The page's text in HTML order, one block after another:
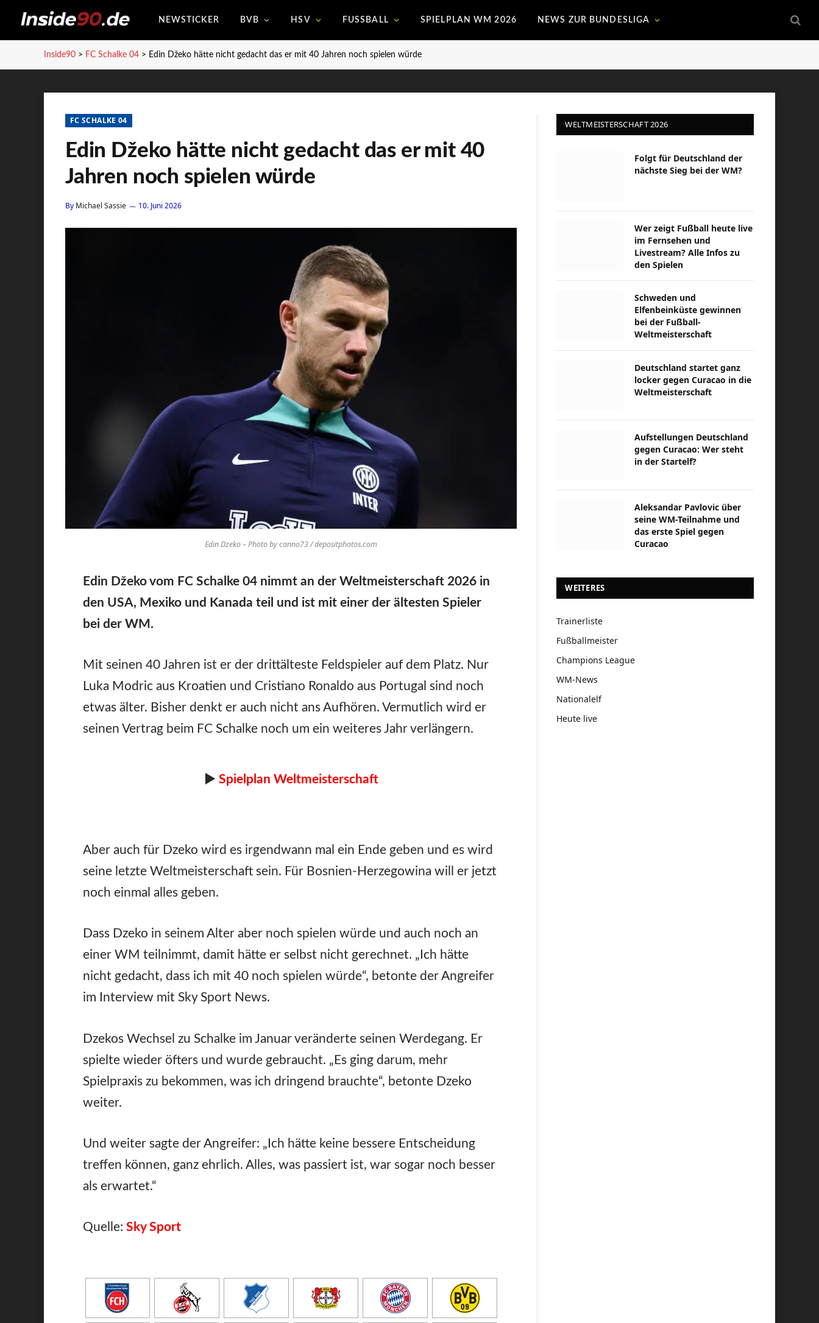
NEWSTICKER BVB HSV FUSSBALL SPIELPLAN WM 2026 NEWS ZUR BUNDESLIGA
Inside90 > FC Schalke 04 > Edin Džeko hätte nicht gedacht das er mit 40 Jahren noch spielen würde
FC SCHALKE 04
Edin Džeko hätte nicht gedacht das er mit 40
Jahren noch spielen würde
By Michael Sassie 10. Juni 2026
Edin Dzeko – Photo by canno73 / depositphotos.com
Edin Džeko vom FC Schalke 04 nimmt an der Weltmeisterschaft 2026 in
den USA, Mexiko und Kanada teil und ist mit einer der ältesten Spieler
bei der WM.
Mit seinen 40 Jahren ist er der drittälteste Feldspieler auf dem Platz. Nur
Luka Modric aus Kroatien und Cristiano Ronaldo aus Portugal sind noch
etwas älter. Bisher denkt er auch nicht ans Aufhören. Vermutlich wird er
seinen Vertrag beim FC Schalke noch um ein weiteres Jahr verlängern.
► Spielplan Weltmeisterschaft
Aber auch für Dzeko wird es irgendwann mal ein Ende geben und es wird
seine letzte Weltmeisterschaft sein. Für Bosnien-Herzegowina will er jetzt
noch einmal alles geben.
Dass Dzeko in seinem Alter aber noch spielen würde und auch noch an
einer WM teilnimmt, damit hätte er selbst nicht gerechnet. „Ich hätte
nicht gedacht, dass ich mit 40 noch spielen würde“, betonte der Angreifer
im Interview mit Sky Sport News.
Dzekos Wechsel zu Schalke im Januar veränderte seinen Werdegang. Er
spielte wieder öfters und wurde gebraucht. „Es ging darum, mehr
Spielpraxis zu bekommen, was ich dringend brauchte“, betonte Dzeko
weiter.
Und weiter sagte der Angreifer: „Ich hätte keine bessere Entscheidung
treffen können, ganz ehrlich. Alles, was passiert ist, war sogar noch besser
als erwartet.“
Quelle:Sky Sport
WELTMEISTERSCHAFT 2026
Folgt für Deutschland der
nächste Sieg bei der WM?
Wer zeigt Fußball heute live
im Fernsehen und
Livestream? Alle Infos zu
den Spielen
Schweden und
Elfenbeinküste gewinnen
bei der Fußball-
Weltmeisterschaft
Deutschland startet ganz
locker gegen Curacao in die
Weltmeisterschaft
Aufstellungen Deutschland
gegen Curacao: Wer steht
in der Startelf?
Aleksandar Pavlovic über
seine WM-Teilnahme und
das erste Spiel gegen
Curacao
WEITERES
Trainerliste
Fußballmeister
Champions League
WM-News
Nationalelf
Heute live